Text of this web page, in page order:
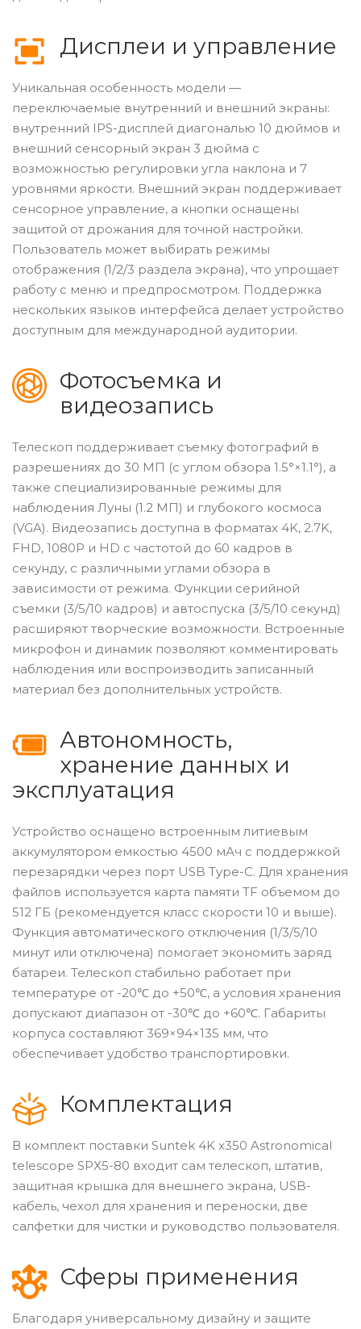
Дисплеи и управление
Уникальная особенность модели —
переключаемые внутренний и внешний экраны:
внутренний IPS-дисплей диагональю 10 дюймов и
внешний сенсорный экран 3 дюйма с
возможностью регулировки угла наклона и 7
уровнями яркости. Внешний экран поддерживает
сенсорное управление, а кнопки оснащены
защитой от дрожания для точной настройки.
Пользователь может выбирать режимы
отображения (1/2/3 раздела экрана), что упрощает
работу с меню и предпросмотром. Поддержка
нескольких языков интерфейса делает устройство
доступным для международной аудитории.
Фотосъемка и
видеозапись
Телескоп поддерживает съемку фотографий в
разрешениях до 30 МП (с углом обзора 1.5°×1.1°), а
также специализированные режимы для
наблюдения Луны (1.2 МП) и глубокого космоса
(VGA). Видеозапись доступна в форматах 4K, 2.7K,
FHD, 1080P и HD с частотой до 60 кадров в
секунду, с различными углами обзора в
зависимости от режима. Функции серийной
съемки (3/5/10 кадров) и автоспуска (3/5/10 секунд)
расширяют творческие возможности. Встроенные
микрофон и динамик позволяют комментировать
наблюдения или воспроизводить записанный
материал без дополнительных устройств.
Автономность,
хранение данных и
эксплуатация
Устройство оснащено встроенным литиевым
аккумулятором емкостью 4500 мАч с поддержкой
перезарядки через порт USB Type-C. Для хранения
файлов используется карта памяти TF объемом до
512 ГБ (рекомендуется класс скорости 10 и выше).
Функция автоматического отключения (1/3/5/10
минут или отключена) помогает экономить заряд
батареи. Телескоп стабильно работает при
температуре от -20℃ до +50℃, а условия хранения
допускают диапазон от -30℃ до +60℃. Габариты
корпуса составляют 369×94×135 мм, что
обеспечивает удобство транспортировки.
Комплектация
В комплект поставки Suntek 4K x350 Astronomical
telescope SPX5-80 входит сам телескоп, штатив,
защитная крышка для внешнего экрана, USB-
кабель, чехол для хранения и переноски, две
салфетки для чистки и руководство пользователя.
Сферы применения
Благодаря универсальному дизайну и защите